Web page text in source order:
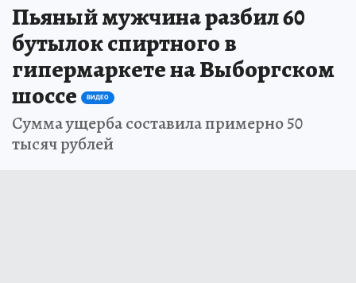
Пьяный мужчина разбил 60
бутылок спиртного в
гипермаркете на Выборгском
шоссе
ВИДЕО
Сумма ущерба составила примерно 50
тысяч рублей